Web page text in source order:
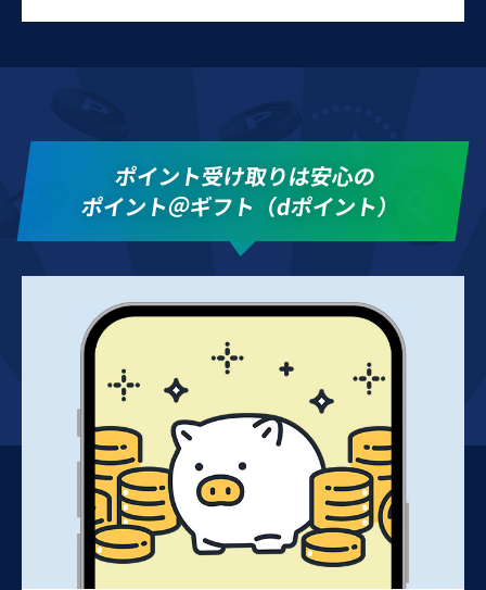
ポイント受け取りは安心の
ポイント＠ギフト（dポイント）